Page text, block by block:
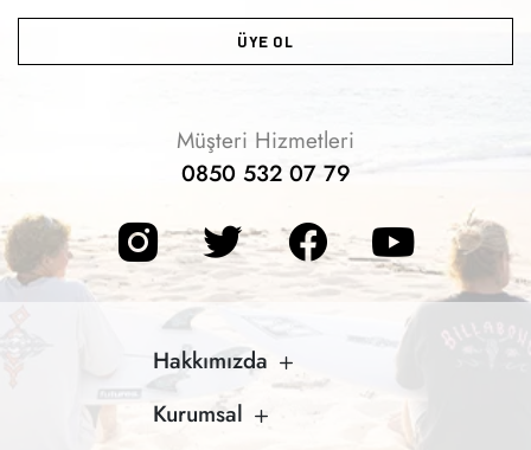
ÜYE OL
Müşteri Hizmetleri
0850 532 07 79
Hakkımızda
Kurumsal